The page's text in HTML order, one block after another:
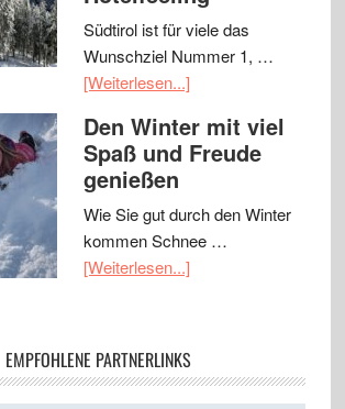
Südtirol ist für viele das
Wunschziel Nummer 1, …
[Weiterlesen...]
Den Winter mit viel
Spaß und Freude
genießen
Wie Sie gut durch den Winter
kommen Schnee …
[Weiterlesen...]
EMPFOHLENE PARTNERLINKS